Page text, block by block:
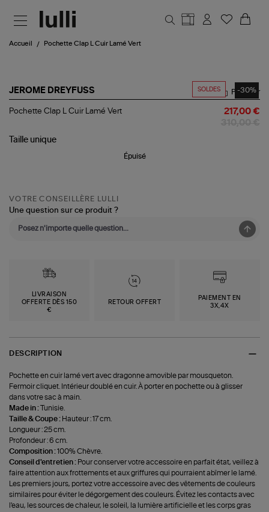
Accueil Pochette Clap L Cuir Lamé Vert
SOLDES -30%
JEROME DREYFUSS
Pochette
Cuir
Partager
Pochette Clap L Cuir Lamé Vert 217,00 €
Taille unique
Épuisé
VOTRE CONSEILLÈRE LULLI
Une question sur ce produit ?
LIVRAISON
OFFERTE DÈS 150
€
RETOUR OFFERT
PAIEMENT EN
3X,4X
DESCRIPTION
Pochette en cuir lamé vert avec dragonne amovible par mousqueton.
Fermoir cliquet. Intérieur doublé en cuir. À porter en pochette ou à glisser
dans votre sac à main.
Made in :Tunisie.
Taille & Coupe : Hauteur : 17 cm.
Longueur : 25 cm.
Profondeur : 6 cm.
Composition :100% Chèvre.
Conseil d'entretien : Pour conserver votre accessoire en parfait état, veillez à
faire attention aux frottements et aux griffures qui pourraient abîmer le lamé.
Les premiers jours, portez votre accessoire avec des vêtements de couleurs
similaires pour éviter le dégorgement des couleurs. Évitez les contacts avec
l'eau, les sources de chaleur, le soleil, la lumière artificielle et les corps gras